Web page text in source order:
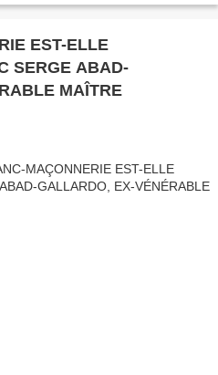
EST-ELLE
SERGE ABAD-
MAÎTRE